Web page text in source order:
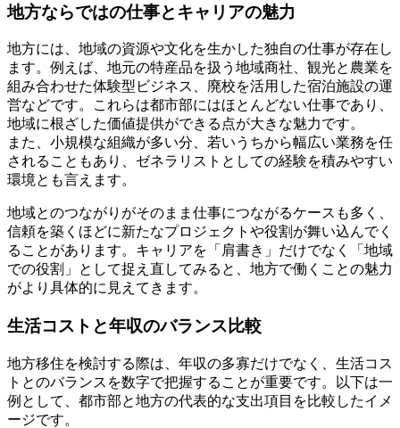
地方ならではの仕事とキャリアの魅力
地方には、地域の資源や文化を生かした独自の仕事が存在し
ます。例えば、地元の特産品を扱う地域商社、観光と農業を
組み合わせた体験型ビジネス、廃校を活用した宿泊施設の運
営などです。これらは都市部にはほとんどない仕事であり、
地域に根ざした価値提供ができる点が大きな魅力です。
また、小規模な組織が多い分、若いうちから幅広い業務を任
されることもあり、ゼネラリストとしての経験を積みやすい
環境とも言えます。
地域とのつながりがそのまま仕事につながるケースも多く、
信頼を築くほどに新たなプロジェクトや役割が舞い込んでく
ることがあります。キャリアを「肩書き」だけでなく「地域
での役割」として捉え直してみると、地方で働くことの魅力
がより具体的に見えてきます。
生活コストと年収のバランス比較
地方移住を検討する際は、年収の多寡だけでなく、生活コス
トとのバランスを数字で把握することが重要です。以下は一
例として、都市部と地方の代表的な支出項目を比較したイメ
ージです。